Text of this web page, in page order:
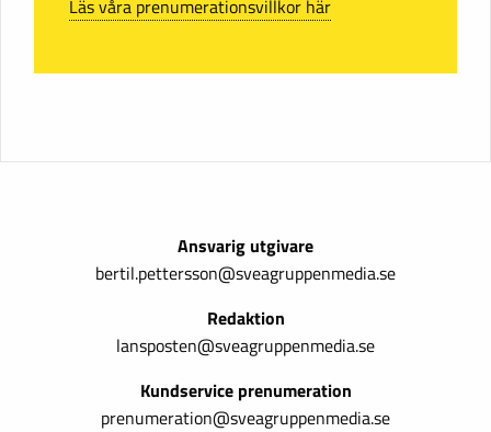
Läs våra prenumerationsvillkor här
Ansvarig utgivare
bertil.pettersson@sveagruppenmedia.se
Redaktion
lansposten@sveagruppenmedia.se
Kundservice prenumeration
prenumeration@sveagruppenmedia.se